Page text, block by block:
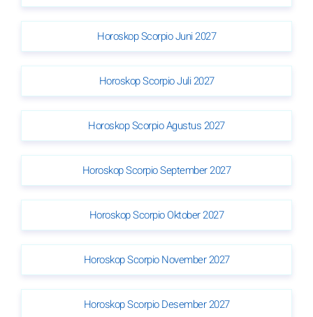
Horoskop Scorpio Juni 2027
Horoskop Scorpio Juli 2027
Horoskop Scorpio Agustus 2027
Horoskop Scorpio September 2027
Horoskop Scorpio Oktober 2027
Horoskop Scorpio November 2027
Horoskop Scorpio Desember 2027